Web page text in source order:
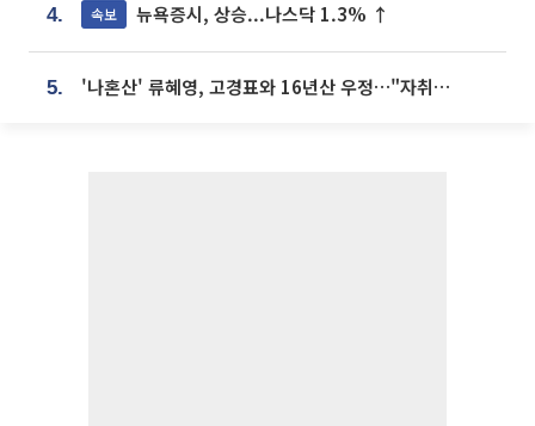
4. 속보 뉴욕증시, 상승...나스닥 1.3% ↑
5. '나혼산' 류혜영, 고경표와 16년산 우정…"자취방서 부모님과 마주쳐"